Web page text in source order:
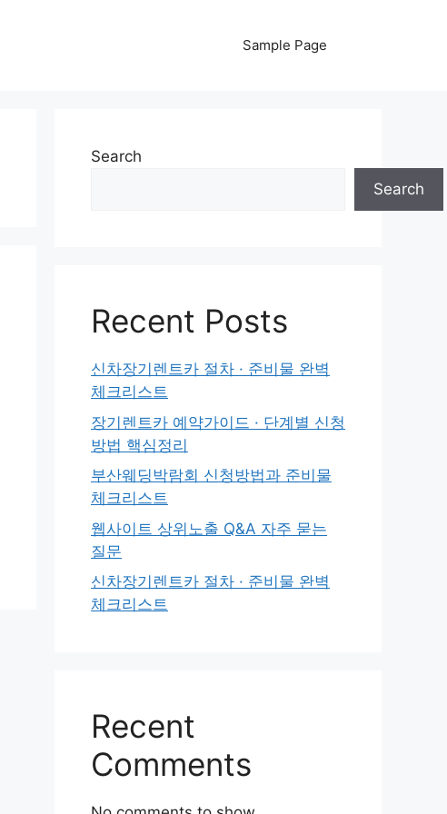
Sample Page
Search
Search
Recent Posts
신차장기렌트카 절차 · 준비물 완벽
체크리스트
장기렌트카 예약가이드 · 단계별 신청
방법 핵심정리
부산웨딩박람회 신청방법과 준비물
체크리스트
웹사이트 상위노출 Q&A 자주 묻는
질문
신차장기렌트카 절차 · 준비물 완벽
체크리스트
Recent
Comments